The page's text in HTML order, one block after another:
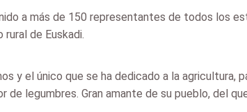
a más de 150 representantes de todos los
de Euskadi.
y el único que se ha dedicado a la agricultura,
legumbres. Gran amante de su pueblo, del